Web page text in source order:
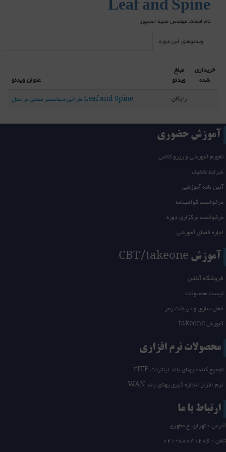
Leaf and Spine
نام استاد: مهندس مجید اسدپور
ویدئوهای این دوره
عنوان ویدئو
مبلغ
ویدئو
خریداری
شده
طراحی دیتاسنتر مبتنی بر مدل Leaf and Spine
رایگان
آموزش حضوری
تقویم آموزشی و رزرو کلاس
شرایط تخفیف
آئین نامه آموزشی
درخواست گواهینامه
درخواست برگزاری دوره
اجاره فضای آموزشی
آموزش CBT/takeone
فروشگاه آنلاین
لیست محصولات
فعال سازی و دریافت رمز
آموزش takeone
محصولات نرم افزاری
تجمیع کننده پهنای باند اینترنت rITE
نرم افزار اندازه گیری پهنای باند WAN
ارتباط با ما
آدرس : تهران، خ مطهری
تلفن : 21-88041286
0